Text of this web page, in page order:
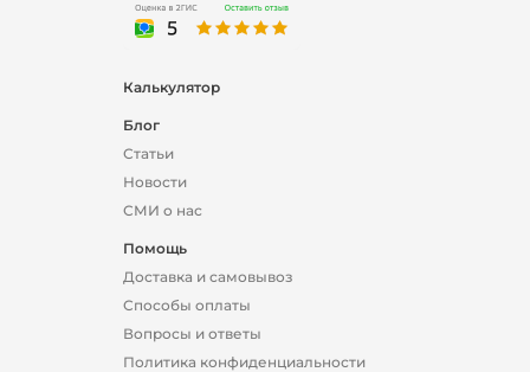
Калькулятор
Блог
Статьи
Новости
СМИ о нас
Помощь
Доставка и самовывоз
Способы оплаты
Вопросы и ответы
Политика конфиденциальности